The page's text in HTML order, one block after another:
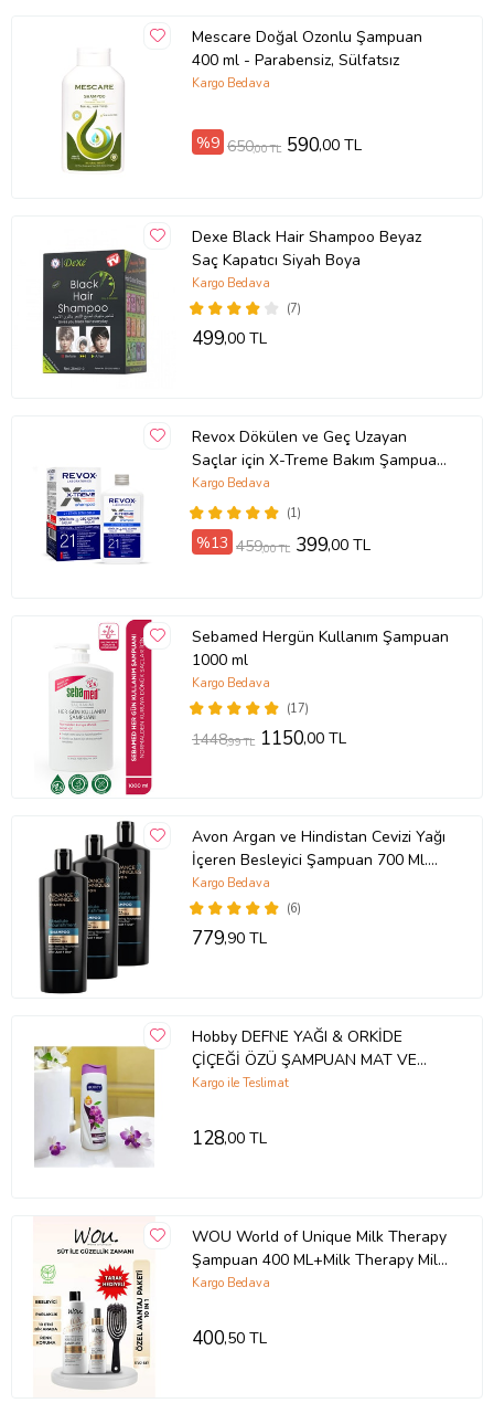
Mescare Doğal Ozonlu Şampuan
400 ml - Parabensiz, Sülfatsız
Kargo Bedava
%9 650,00 TL 590,00 TL
Dexe Black Hair Shampoo Beyaz
Saç Kapatıcı Siyah Boya
(7)
Kargo Bedava
499,00 TL
Revox Dökülen ve Geç Uzayan
Saçlar için X-Treme Bakım Şampuanı
/ 400 ml
(1)
Kargo Bedava
%13 459,00 TL 399,00 TL
Sebamed Hergün Kullanım Şampuan
1000 ml
(17)
Kargo Bedava
1448,99 TL 1150,00 TL
Avon Argan ve Hindistan Cevizi Yağı
İçeren Besleyici Şampuan 700 Ml.
Üçlü Set
(6)
Kargo Bedava
779,90 TL
Hobby DEFNE YAĞI & ORKİDE
ÇİÇEĞİ ÖZÜ ŞAMPUAN MAT VE
CANSIZ SAÇALR İÇİN
Kargo ile Teslimat
128,00 TL
WOU World of Unique Milk Therapy
Şampuan 400 ML+Milk Therapy Milk
Therapy Saç Ba
Kargo Bedava
400,50 TL